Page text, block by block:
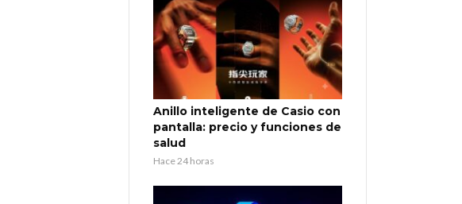
Anillo inteligente de Casio con
pantalla: precio y funciones de
salud
Hace 24 horas